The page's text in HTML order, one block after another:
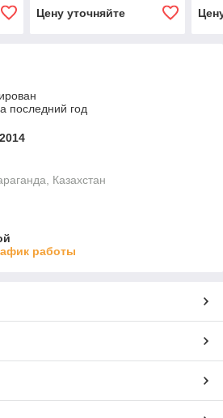
Цену уточняйте
последний год
Казахстан
работы